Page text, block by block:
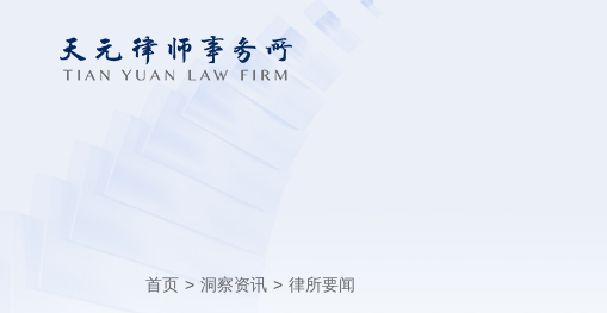
首页 > 洞察资讯 > 律所要闻